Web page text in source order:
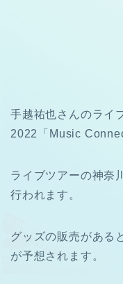
手越祐也さんのライ
2022「Music
ライブツアーの神奈
行われます。
グッズの販売がある
が予想されます。